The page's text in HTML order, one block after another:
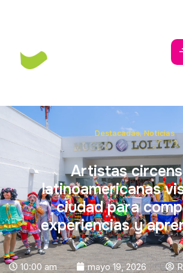
Destacadas,Noticias
Artistas
latinoamericanas
ciudad para
experiencias y
10:00 am mayo 19, 2026